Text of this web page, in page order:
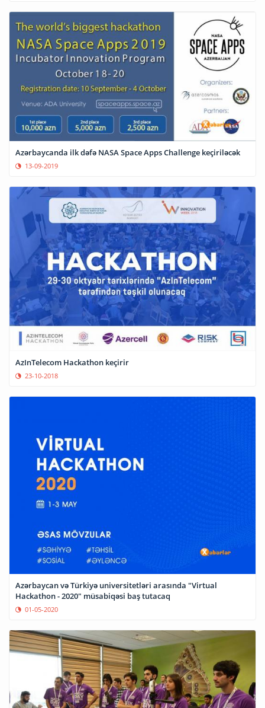
Azərbaycanda ilk dəfə NASA Space Apps Challenge keçiriləcək
13-09-2019
AzInTelecom Hackathon keçirir
23-10-2018
Azərbaycan və Türkiyə universitetləri arasında "Virtual
Hackathon - 2020" müsabiqəsi baş tutacaq
01-05-2020